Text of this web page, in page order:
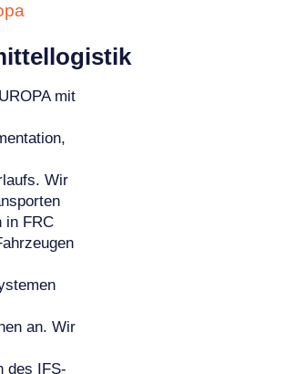
mit
Wir
in FRC
an. Wir
des IFS-